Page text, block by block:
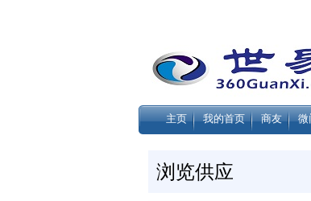
主页 我的首页 商友 微
浏览供应